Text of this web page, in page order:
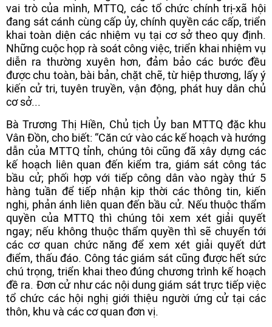
vai trò của mình, MTTQ, các tổ chức chính trị-xã hội
đang sát cánh cùng cấp ủy, chính quyền các cấp, triển
khai toàn diện các nhiệm vụ tại cơ sở theo quy định.
Những cuộc họp rà soát công việc, triển khai nhiệm vụ
diễn ra thường xuyên hơn, đảm bảo các bước đều
được chu toàn, bài bản, chặt chẽ, từ hiệp thương, lấy ý
kiến cử tri, tuyên truyền, vận động, phát huy dân chủ
cơ sở...
Bà Trương Thị Hiền, Chủ tịch Ủy ban MTTQ đặc khu
Vân Đồn, cho biết: “Căn cứ vào các kế hoạch và hướng
dẫn của MTTQ tỉnh, chúng tôi cũng đã xây dựng các
kế hoạch liên quan đến kiểm tra, giám sát công tác
bầu cử; phối hợp với tiếp công dân vào ngày thứ 5
hàng tuần để tiếp nhận kịp thời các thông tin, kiến
nghị, phản ánh liên quan đến bầu cử. Nếu thuộc thẩm
quyền của MTTQ thì chúng tôi xem xét giải quyết
ngay; nếu không thuộc thẩm quyền thì sẽ chuyển tới
các cơ quan chức năng để xem xét giải quyết dứt
điểm, thấu đáo. Công tác giám sát cũng được hết sức
chú trọng, triển khai theo đúng chương trình kế hoạch
đề ra. Đơn cử như các nội dung giám sát trực tiếp việc
tổ chức các hội nghị giới thiệu người ứng cử tại các
thôn, khu và các cơ quan đơn vị.